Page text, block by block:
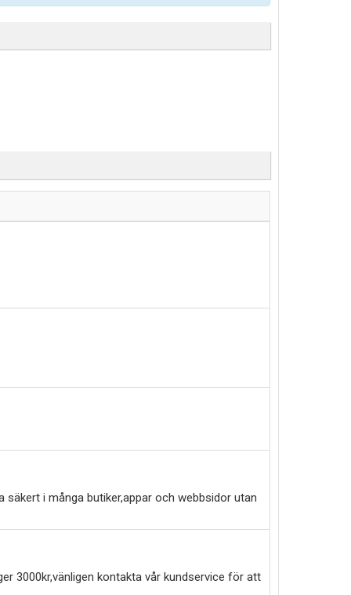
säkert i många butiker,appar och webbsidor utan
3000kr,vänligen kontakta vår kundservice för att